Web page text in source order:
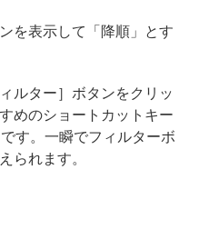
を表示して「降順」とす
ルター］ボタンをクリッ
めのショートカットキー
す。一瞬でフィルターボ
られます。